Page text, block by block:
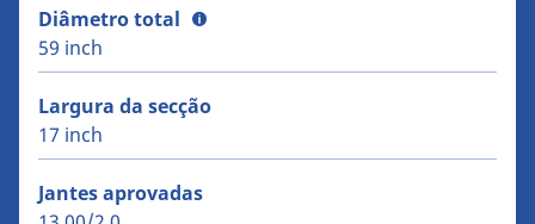
Diâmetro total
59 inch
Largura da secção
17 inch
Jantes aprovadas